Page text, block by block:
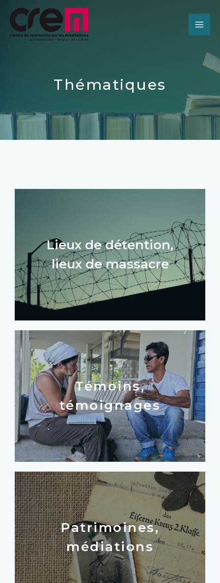
Thématiques
Lieux de détention,
lieux de massacre
Témoins,
témoignages
Patrimoines,
médiations